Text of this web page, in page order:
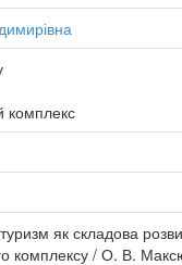
комплекс
як складова
комплексу / О. В.